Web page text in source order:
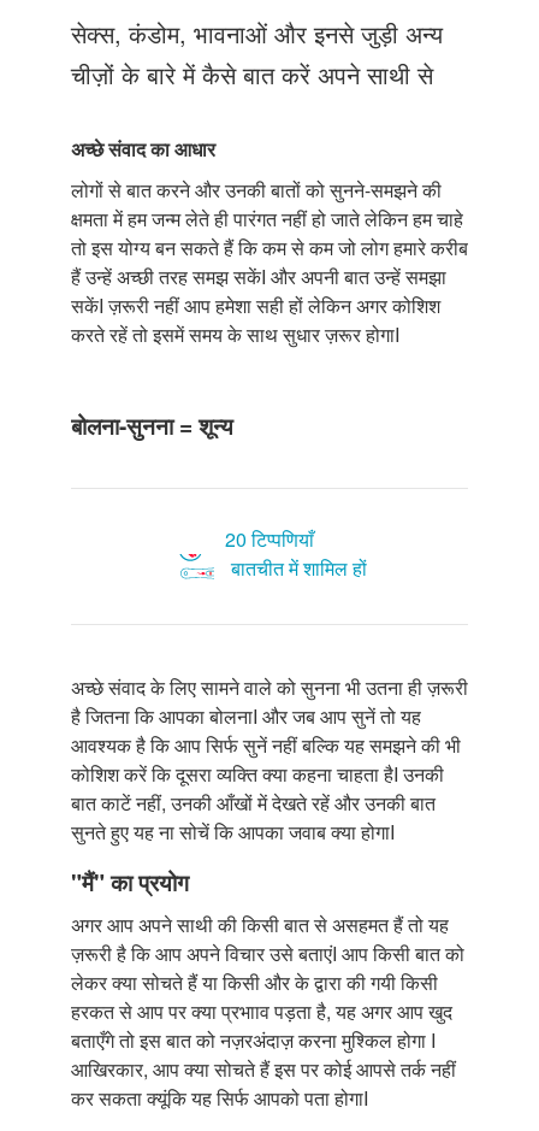
संपर्क करें
सेक्स, कंडोम, भावनाओं और इनसे जुड़ी अन्य
चीज़ों के बारे में कैसे बात करें अपने साथी से
अच्छे संवाद का आधार
लोगों से बात करने और उनकी बातों को सुनने-समझने की
क्षमता में हम जन्म लेते ही पारंगत नहीं हो जाते लेकिन हम चाहे
तो इस योग्य बन सकते हैं कि कम से कम जो लोग हमारे करीब
हैं उन्हें अच्छी तरह समझ सकेंI और अपनी बात उन्हें समझा
सकेंI ज़रूरी नहीं आप हमेशा सही हों लेकिन अगर कोशिश
करते रहें तो इसमें समय के साथ सुधार ज़रूर होगाI
बोलना-सुनना = शून्य
20 टिप्पणियाँ
बातचीत में शामिल हों
अच्छे संवाद के लिए सामने वाले को सुनना भी उतना ही ज़रूरी
है जितना कि आपका बोलनाI और जब आप सुनें तो यह
आवश्यक है कि आप सिर्फ सुनें नहीं बल्कि यह समझने की भी
कोशिश करें कि दूसरा व्यक्ति क्या कहना चाहता हैI उनकी
बात काटें नहीं, उनकी आँखों में देखते रहें और उनकी बात
सुनते हुए यह ना सोचें कि आपका जवाब क्या होगाI
"मैं" का प्रयोग
अगर आप अपने साथी की किसी बात से असहमत हैं तो यह
ज़रूरी है कि आप अपने विचार उसे बताएंI आप किसी बात को
लेकर क्या सोचते हैं या किसी और के द्वारा की गयी किसी
हरकत से आप पर क्या प्रभााव पड़ता है, यह अगर आप खुद
बताएँगे तो इस बात को नज़रअंदाज़ करना मुश्किल होगा I
आखिरकार, आप क्या सोचते हैं इस पर कोई आपसे तर्क नहीं
कर सकता क्यूंकि यह सिर्फ आपको पता होगाI